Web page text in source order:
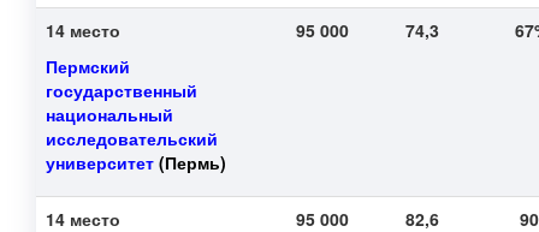
14 место
Пермский
государственный
национальный
исследовательский
университет (Пермь)
95 000 74,3
14 место
95 000 82,6